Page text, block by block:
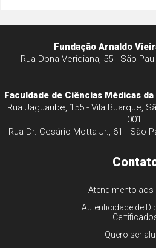
Fundação Arnaldo
Rua Dona Veridiana, 55 - São
Faculdade de Ciências Médicas
Rua Jaguaribe, 155 - Vila Buarque,
001
Rua Dr. Cesário Motta Jr., 61 - São
Atendimento aos
Autenticidade de
Quero ser